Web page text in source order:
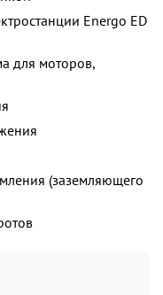
Energo ED
для моторов,
(заземляющего